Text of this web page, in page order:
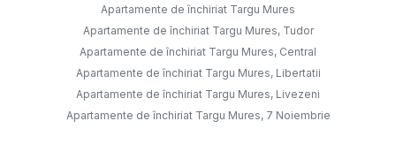
Apartamente de închiriat Targu Mures
Apartamente de închiriat Targu Mures, Tudor
Apartamente de închiriat Targu Mures, Central
Apartamente de închiriat Targu Mures, Libertatii
Apartamente de închiriat Targu Mures, Livezeni
Apartamente de închiriat Targu Mures, 7 Noiembrie